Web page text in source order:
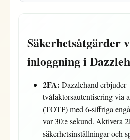
Säkerhetsåtgärder
inloggning i
2FA: Dazzlehand erbjuder
tvåfaktorsautentisering via
(TOTP) med 6-siffriga
var 30:e sekund. Aktivera
säkerhetsinställningar och